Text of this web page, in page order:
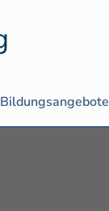
Bildungsangebote